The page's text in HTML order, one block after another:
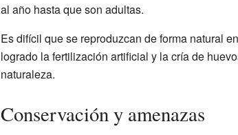
al año hasta que son adultas.
Es difícil que se reproduzcan de forma natural
logrado la fertilización artificial y la cría de
naturaleza.
Conservación y amenazas